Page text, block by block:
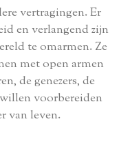
vertragingen. Er
en verlangend zijn
te omarmen. Ze
met open armen
de genezers, de
voorbereiden
van leven.